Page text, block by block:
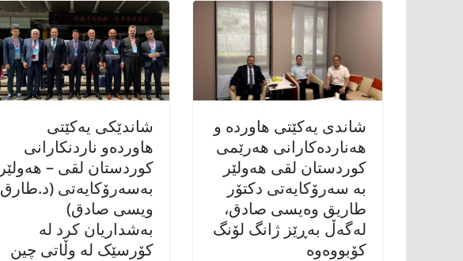
شاندی یەکێتی هاوردە و
هەناردەکارانی هەرێمی
کوردستان لقی هەولێر
بە سەرۆکایەتی دکتۆر
طاریق وەیسی صادق،
لەگەڵ بەڕێز ژانگ لۆنگ
کۆبووەوە
شاندێکی یەکێتی
هاوردەو ناردنکارانی
کوردستان لقی – هەولێر
بەسەرۆکایەتی (د.طارق
ویسی صادق)
بەشداریان کرد لە
کۆرسێک لە وڵاتی چین